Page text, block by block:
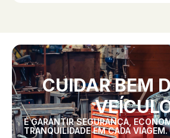
CUIDAR BEM
É GARANTIR SEGURANÇA,
TRANQUILIDADE EM CADA VIAGEM.